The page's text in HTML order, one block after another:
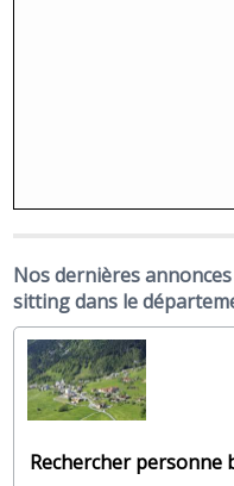
Nos dernières
sitting dans le
Rechercher personne